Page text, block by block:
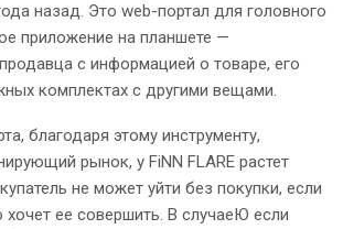
назад. Это web-портал для головного
приложение на планшете —
с информацией о товаре, его
комплектах с другими вещами.
благодаря этому инструменту,
рынок, у FiNN FLARE растет
не может уйти без покупки, если
хочет ее совершить. В случаеЮ если